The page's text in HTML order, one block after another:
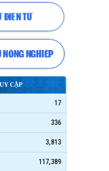
CẬP
17
336
3,813
117,389